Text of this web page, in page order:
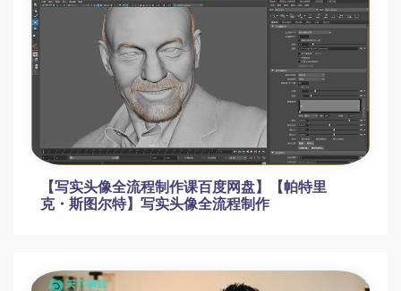
司马红丽高考理科数学之三角函数与函数